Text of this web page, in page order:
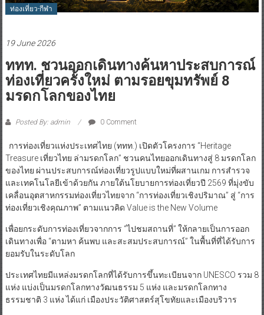
ท่องเที่ยว-กีฬา
19 June 2026
ททท. ชวนออกเดินทางค้นหาประสบการณ์
ท่องเที่ยวครั้งใหม่ ตามรอยขุมทรัพย์ 8
มรดกโลกของไทย
Posted By: admin 0 Comment
การท่องเที่ยวแห่งประเทศไทย (ททท.) เปิดตัวโครงการ “Heritage
Treasure เที่ยวไทย ล่ามรดกโลก” ชวนคนไทยออกเดินทางสู่ 8 มรดกโลก
ของไทย ผ่านประสบการณ์ท่องเที่ยวรูปแบบใหม่ที่ผสานเกม การสำรวจ
และเทคโนโลยีเข้าด้วยกัน ภายใต้นโยบายการท่องเที่ยวปี 2569 ที่มุ่งขับ
เคลื่อนอุตสาหกรรมท่องเที่ยวไทยจาก “การท่องเที่ยวเชิงปริมาณ” สู่ “การ
ท่องเที่ยวเชิงคุณภาพ” ตามแนวคิด Value is the New Volume
เพื่อยกระดับการท่องเที่ยวจากการ “ไปชมสถานที่” ให้กลายเป็นการออก
เดินทางเพื่อ “ตามหา ค้นพบ และสะสมประสบการณ์” ในพื้นที่ที่ได้รับการ
ยอมรับในระดับโลก
ประเทศไทยมีแหล่งมรดกโลกที่ได้รับการขึ้นทะเบียนจาก UNESCO รวม 8
แห่ง แบ่งเป็นมรดกโลกทางวัฒนธรรม 5 แห่ง และมรดกโลกทาง
ธรรมชาติ 3 แห่ง ได้แก่ เมืองประวัติศาสตร์สุโขทัยและเมืองบริวาร